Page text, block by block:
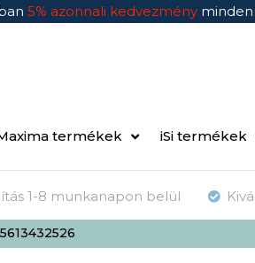
5% azonnali kedvezmény minden
termékek iSi termékek
1-8 munkanapon belül